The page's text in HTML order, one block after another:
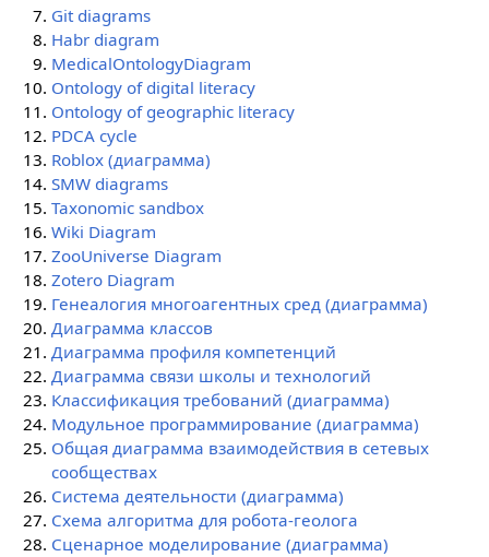
Git diagrams
Habr diagram
MedicalOntologyDiagram
Ontology of digital literacy
Ontology of geographic literacy
PDCA cycle
Roblox (диаграмма)
SMW diagrams
Taxonomic sandbox
Wiki Diagram
ZooUniverse Diagram
Zotero Diagram
Генеалогия многоагентных сред (диаграмма)
Диаграмма классов
Диаграмма профиля компетенций
Диаграмма связи школы и технологий
Классификация требований (диаграмма)
Модульное программирование (диаграмма)
Общая диаграмма взаимодействия в сетевых
сообществах
Система деятельности (диаграмма)
Схема алгоритма для робота-геолога
Сценарное моделирование (диаграмма)